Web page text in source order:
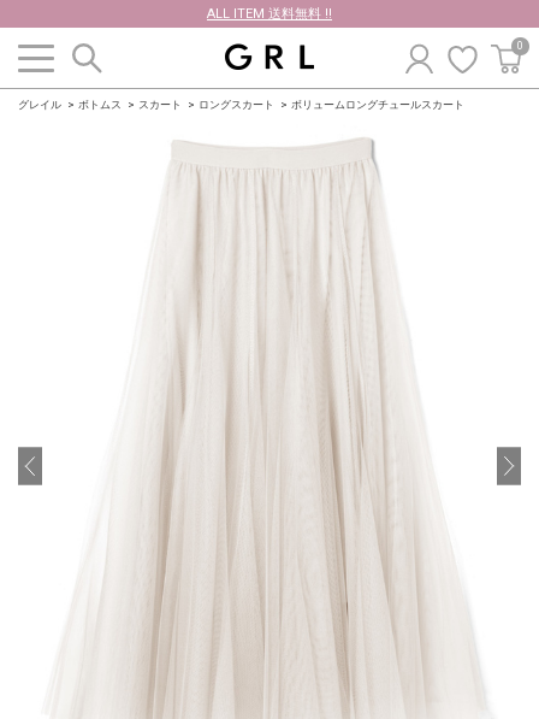
ALL ITEM 送料無料 !!
0
グレイル ボトムス スカート ロングスカート ボリュームロングチュールスカート